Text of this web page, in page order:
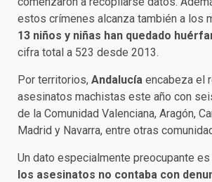
estos crímenes alcanza también a los
13 niños y niñas han quedado
cifra total a 523 desde 2013.
Por territorios, Andalucía encabeza el
asesinatos machistas este año con
de la Comunidad Valenciana, Aragón,
Madrid y Navarra, entre otras
Un dato especialmente preocupante es
los asesinatos no contaba con